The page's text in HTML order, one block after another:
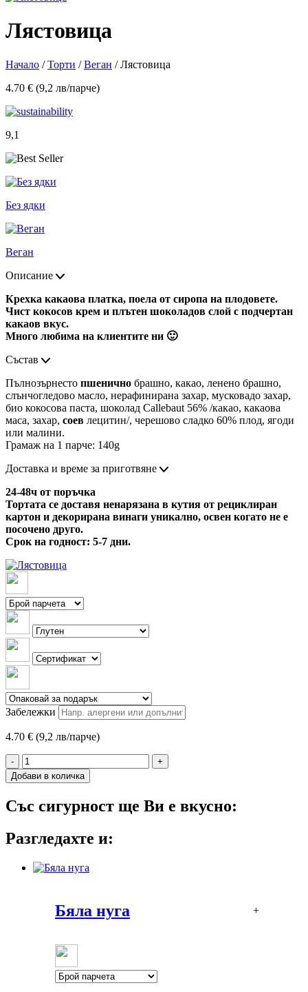
Лястовица
Начало /Торти /Веган / Лястовица
4.70 € (9,2 лв/парче)
9,1
Без ядки
Веган
Описание
Крехка какаова платка, поела от сиропа на плодовете.
Чист кокосов крем и плътен шоколадов слой с подчертан
какаов вкус.
Много любима на клиентите ни 🙂
Състав
Пълнозърнесто пшенично брашно, какао, ленено брашно,
слънчогледово масло, нерафинирана захар, мусковадо захар,
био кокосова паста, шоколад Callebaut 56% /какао, какаова
маса, захар, соев лецитин/, черешово сладко 60% плод, ягоди
или малини.
Грамаж на 1 парче: 140g
Доставка и време за приготвяне
24-48ч от поръчка
Тортата се доставя ненарязана в кутия от рециклиран
картон и декорирана винаги уникално, освен когато не е
посочено друго.
Срок на годност: 5-7 дни.
Забележки
4.70 € (9,2 лв/парче)
-
+
Добави в количка
Със сигурност ще Ви е вкусно:
Разгледахте и:
Бяла нуга +